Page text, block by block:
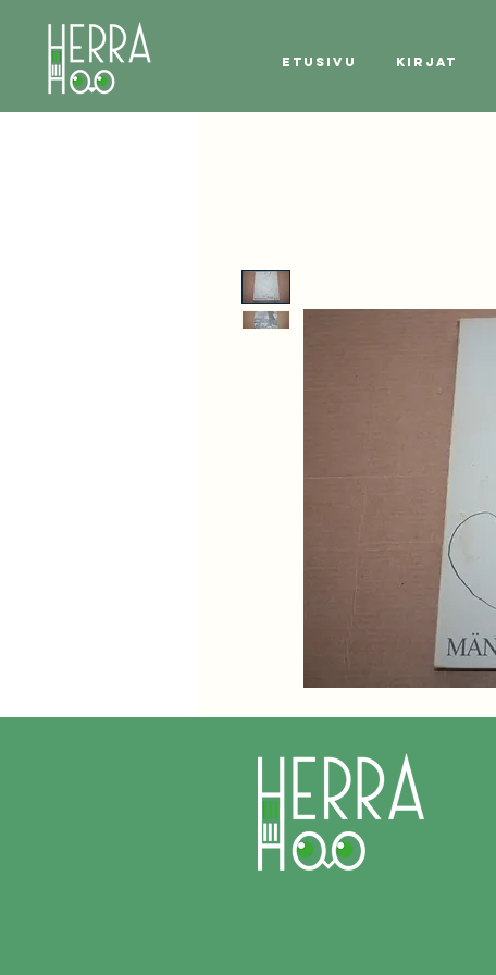
Etusivu Kirjat